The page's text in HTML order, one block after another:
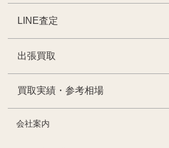
LINE査定
出張買取
買取実績・参考相場
会社案内